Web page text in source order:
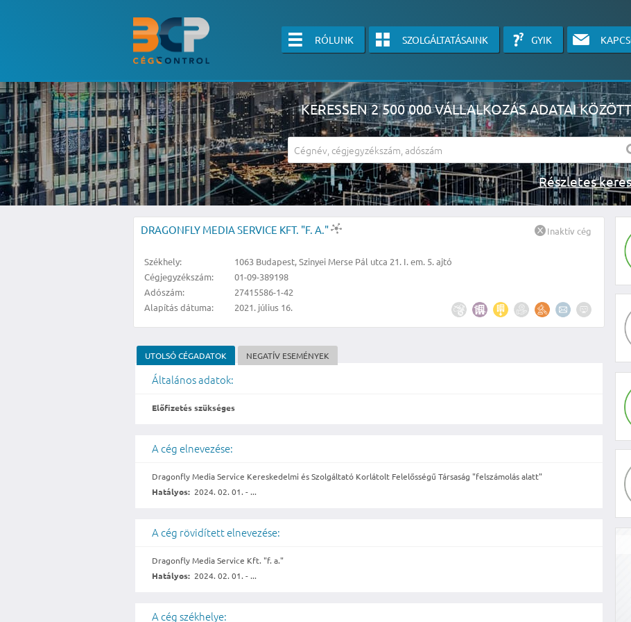
RÓLUNK SZOLGÁLTATÁSAINK GYIK
KERESSEN 2 500 000 VÁLLALKOZÁS ADATAI KÖZÖTT
Részletes
A részletes kereső csak belépett felhasználók számára érhető el, használatához kérjük jelentkezzen be, vagy
KÉRJEN INGYENES ÁRAJÁNLATOT IDE KATTINTVA!
DRAGONFLY MEDIA SERVICE KFT. "F. A."
Székhely:
1063 Budapest, Szinyei Merse Pál utca 21. I. em. 5. ajtó
Cégjegyzékszám:
01-09-389198
Adószám:
27415586-1-42
Alapítás dátuma:
2021. július 16.
Inaktív cég
UTOLSÓ CÉGADATOK NEGATÍV ESEMÉNYEK
Általános adatok:
Előfizetés szükséges
A cég elnevezése:
Dragonfly Media Service Kereskedelmi és Szolgáltató Korlátolt Felelősségű Társaság "felszámolás alatt"
Hatályos: 2024. 02. 01. - ...
A cég rövidített elnevezése:
Dragonfly Media Service Kft. "f. a."
Hatályos: 2024. 02. 01. - ...
A cég székhelye: